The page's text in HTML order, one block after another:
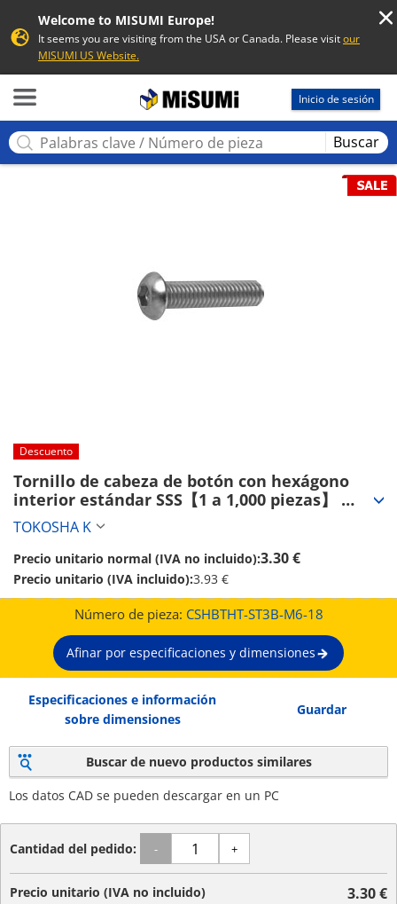
Welcome to MISUMI Europe!
It seems you are visiting from the USA or Canada. Please visitour
MISUMI US Website.
Inicio de sesión
Buscar
Descuento
Tornillo de cabeza de botón con hexágono
interior estándar SSS【1 a 1,000 piezas】
(CSHBTHT-ST3B-M6-18)
TOKOSHA K
Precio unitario normal (IVA no incluido):3.30 €
Precio unitario (IVA incluido):3.93 €
Número de pieza: CSHBTHT-ST3B-M6-18
Afinar por especificaciones y dimensiones
Especificaciones e información
sobre dimensiones
Guardar
Buscar de nuevo productos similares
Los datos CAD se pueden descargar en un PC
Cantidad del pedido: - +
Precio unitario (IVA no incluido) 3.30 €